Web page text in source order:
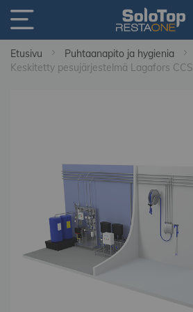
Etusivu Puhtaanapito ja hygienia
Keskitetty pesujärjestelmä Lagafors CCS